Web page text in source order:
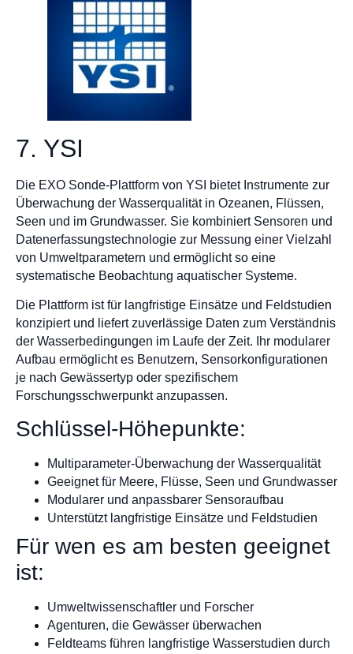
7. YSI
Die EXO Sonde-Plattform von YSI bietet Instrumente zur
Überwachung der Wasserqualität in Ozeanen, Flüssen,
Seen und im Grundwasser. Sie kombiniert Sensoren und
Datenerfassungstechnologie zur Messung einer Vielzahl
von Umweltparametern und ermöglicht so eine
systematische Beobachtung aquatischer Systeme.
Die Plattform ist für langfristige Einsätze und Feldstudien
konzipiert und liefert zuverlässige Daten zum Verständnis
der Wasserbedingungen im Laufe der Zeit. Ihr modularer
Aufbau ermöglicht es Benutzern, Sensorkonfigurationen
je nach Gewässertyp oder spezifischem
Forschungsschwerpunkt anzupassen.
Schlüssel-Höhepunkte:
Multiparameter-Überwachung der Wasserqualität
Geeignet für Meere, Flüsse, Seen und Grundwasser
Modularer und anpassbarer Sensoraufbau
Unterstützt langfristige Einsätze und Feldstudien
Für wen es am besten geeignet
ist:
Umweltwissenschaftler und Forscher
Agenturen, die Gewässer überwachen
Feldteams führen langfristige Wasserstudien durch